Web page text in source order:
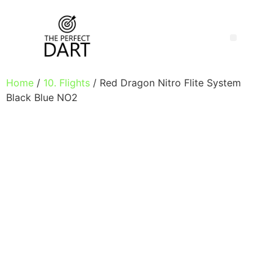
Home / 10. Flights / Red Dragon Nitro Flite System
Black Blue NO2